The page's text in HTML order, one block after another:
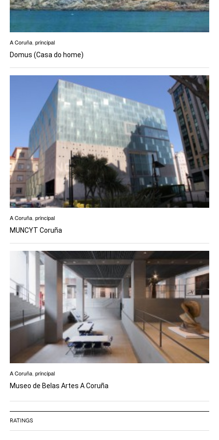
A Coruña principal
Domus (Casa do home)
A Coruña principal
MUNCYT Coruña
A Coruña principal
Museo de Belas Artes A Coruña
RATINGS